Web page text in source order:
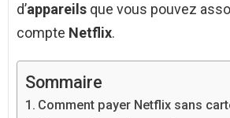
d’appareils que vous pouvez
compte Netflix.
Sommaire
Comment payer Netflix sans